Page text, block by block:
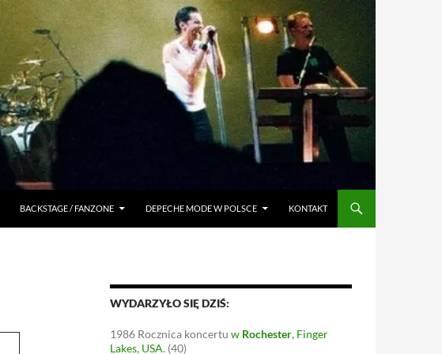
BACKSTAGE / FANZONE DEPECHE MODE W POLSCE KONTAKT
WYDARZYŁO SIĘ DZIŚ:
1986 Rocznica koncertu w Rochester, Finger
Lakes, USA. (40)